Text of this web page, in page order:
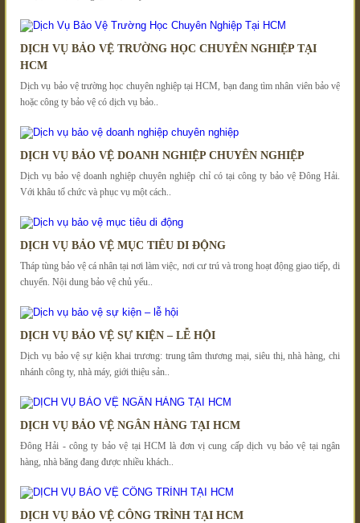
DỊCH VỤ BẢO VỆ TRƯỜNG HỌC CHUYÊN NGHIỆP TẠI
HCM
Dịch vụ bảo vệ trường học chuyên nghiệp tại HCM, bạn đang tìm nhân viên bảo vệ
hoặc công ty bảo vệ có dịch vụ bảo..
DỊCH VỤ BẢO VỆ DOANH NGHIỆP CHUYÊN NGHIỆP
Dịch vụ bảo vệ doanh nghiệp chuyên nghiệp chỉ có tại công ty bảo vệ Đông Hải.
Với khâu tổ chức và phục vụ một cách..
DỊCH VỤ BẢO VỆ MỤC TIÊU DI ĐỘNG
Tháp tùng bảo vệ cá nhân tại nơi làm việc, nơi cư trú và trong hoạt động giao tiếp, di
chuyển. Nội dung bảo vệ chủ yếu..
DỊCH VỤ BẢO VỆ SỰ KIỆN – LỄ HỘI
Dịch vụ bảo vệ sự kiện khai trương: trung tâm thương mại, siêu thị, nhà hàng, chi
nhánh công ty, nhà máy, giới thiệu sản..
DỊCH VỤ BẢO VỆ NGÂN HÀNG TẠI HCM
Đông Hải - công ty bảo vệ tại HCM là đơn vị cung cấp dịch vụ bảo vệ tại ngân
hàng, nhà băng đang được nhiều khách..
DỊCH VỤ BẢO VỆ CÔNG TRÌNH TẠI HCM